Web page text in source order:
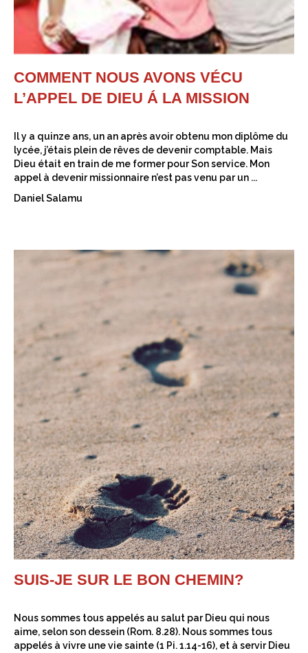
COMMENT NOUS AVONS VÉCU
L’APPEL DE DIEU Á LA MISSION
Il y a quinze ans, un an après avoir obtenu mon diplôme du
lycée, j’étais plein de rêves de devenir comptable. Mais
Dieu était en train de me former pour Son service. Mon
appel à devenir missionnaire n’est pas venu par un ...
Daniel Salamu
SUIS-JE SUR LE BON CHEMIN?
Nous sommes tous appelés au salut par Dieu qui nous
aime, selon son dessein (Rom. 8.28). Nous sommes tous
appelés à vivre une vie sainte (1 Pi. 1.14-16), et à servir Dieu